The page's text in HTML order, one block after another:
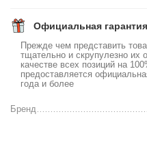
Официальная
Прежде чем представить
тщательно и скрупулезно их
качестве всех позиций на
предоставляется
года и более
Бренд